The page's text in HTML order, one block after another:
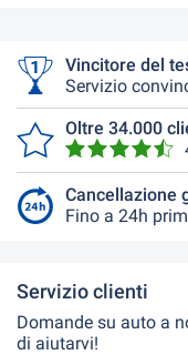
Vincitore del
Servizio
Oltre 34.000
Cancellazione
Fino a 24h
Servizio clienti
Domande su auto a
di aiutarvi!